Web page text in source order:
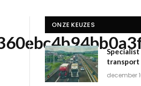
ONZE KEUZES
transport
december